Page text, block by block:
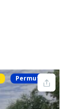
Permutas